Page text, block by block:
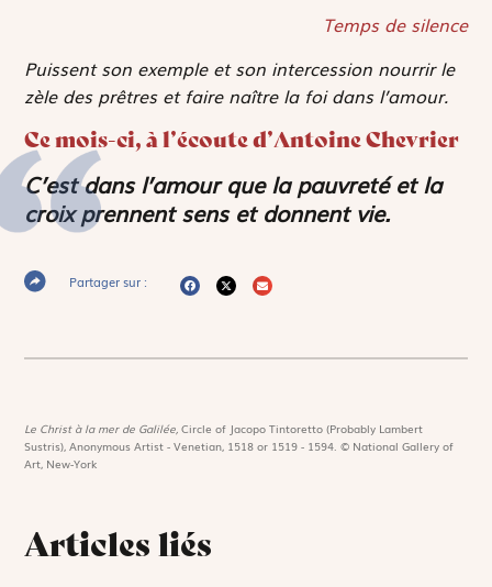
Temps de silence
Puissent son exemple et son intercession nourrir le
zèle des prêtres et faire naître la foi dans l’amour.
Ce mois-ci, à l’écoute d’Antoine Chevrier
C’est dans l’amour que la pauvreté et la
croix prennent sens et donnent vie.
Partager sur :
Le Christ à la mer de Galilée,Circle of Jacopo Tintoretto (Probably Lambert
Sustris), Anonymous Artist - Venetian, 1518 or 1519 - 1594. © National Gallery of
Art, New-York
Articles liés